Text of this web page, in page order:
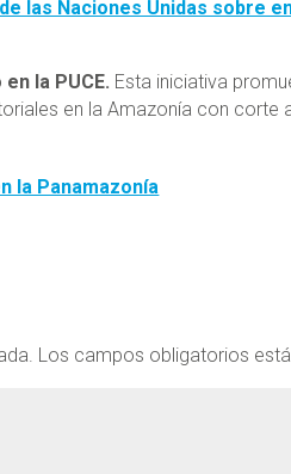
las Naciones Unidas sobre
la PUCE. Esta iniciativa
en la Amazonía con corte
la Panamazonía
Los campos obligatorios